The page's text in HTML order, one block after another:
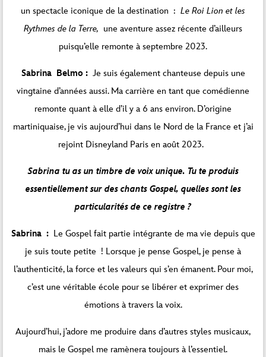
un spectacle iconique de la destination : Le Roi Lion et les
Rythmes de la Terre, une aventure assez récente d’ailleurs
puisqu’elle remonte à septembre 2023.
Sabrina Belmo :Je suis également chanteuse depuis une
vingtaine d’années aussi. Ma carrière en tant que comédienne
remonte quant à elle d’il y a 6 ans environ. D’origine
martiniquaise, je vis aujourd’hui dans le Nord de la France et j’ai
rejoint Disneyland Paris en août 2023.
Sabrina tu as un timbre de voix unique. Tu te produis
essentiellement sur des chants Gospel, quelles sont les
particularités de ce registre ?
Sabrina :Le Gospel fait partie intégrante de ma vie depuis que
je suis toute petite ! Lorsque je pense Gospel, je pense à
l’authenticité, la force et les valeurs qui s’en émanent. Pour moi,
c’est une véritable école pour se libérer et exprimer des
émotions à travers la voix.
Aujourd’hui, j’adore me produire dans d’autres styles musicaux,
mais le Gospel me ramènera toujours à l’essentiel.